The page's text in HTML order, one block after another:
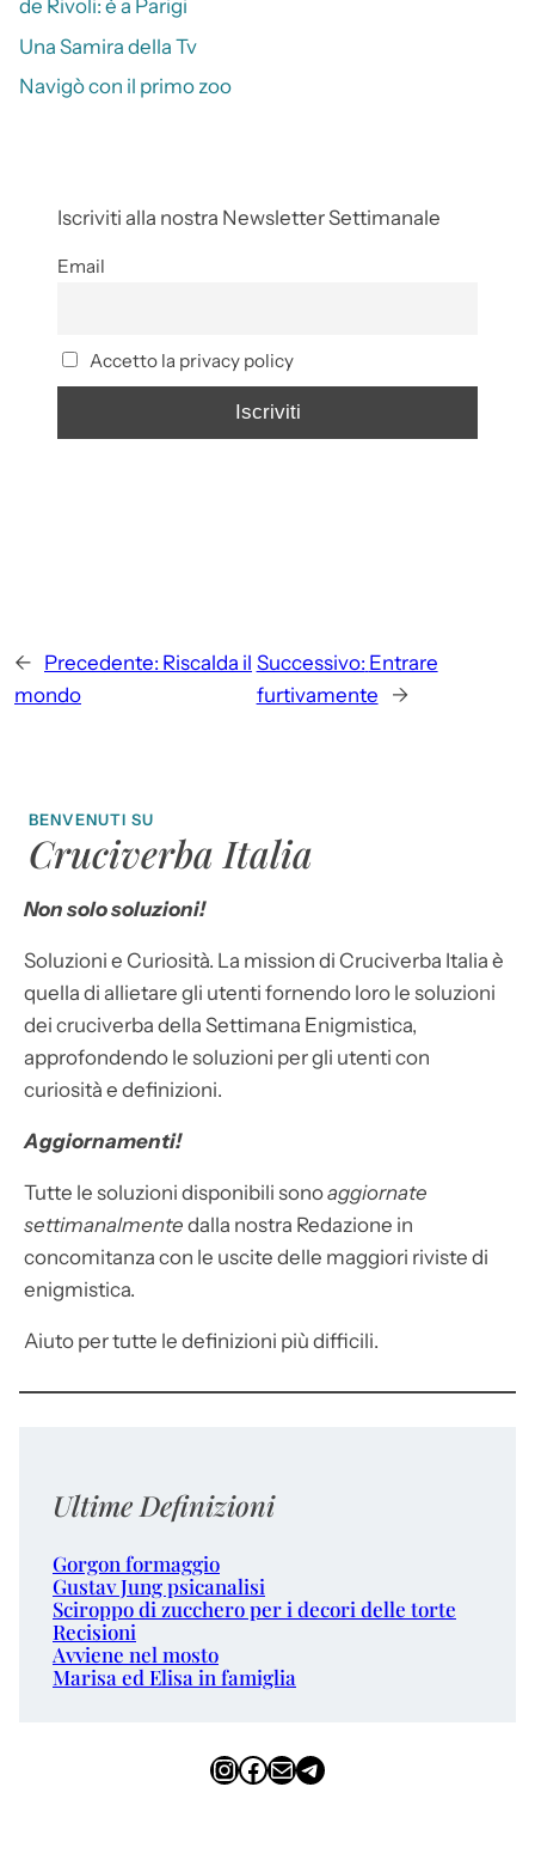
de Rivoli: è a Parigi
Una Samira della Tv
Navigò con il primo zoo
Iscriviti alla nostra Newsletter Settimanale
Email
Accetto la privacy policy
← Precedente: Riscalda il
mondo
Successivo: Entrare
furtivamente
→
BENVENUTI SU
Cruciverba Italia
Non solo soluzioni!
Soluzioni e Curiosità. La mission di Cruciverba Italia è
quella di allietare gli utenti fornendo loro le soluzioni
dei cruciverba della Settimana Enigmistica,
approfondendo le soluzioni per gli utenti con
curiosità e definizioni.
Aggiornamenti!
Tutte le soluzioni disponibili sonoaggiornate
settimanalmente dalla nostra Redazione in
concomitanza con le uscite delle maggiori riviste di
enigmistica.
Aiuto per tutte le definizioni più difficili.
Ultime Definizioni
Gorgon formaggio
Gustav Jung psicanalisi
Sciroppo di zucchero per i decori delle torte
Recisioni
Avviene nel mosto
Marisa ed Elisa in famiglia
InstagramFacebook Email Telegram